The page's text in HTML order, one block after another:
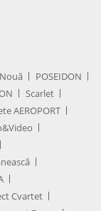
POSEIDON
Scarlet
AEROPORT
Cvartet